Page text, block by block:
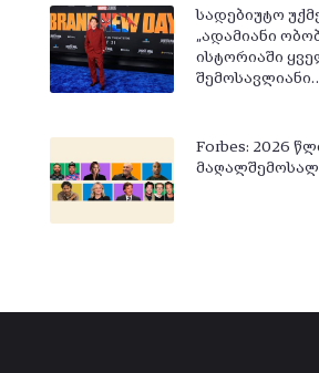
სადებიუტო
„ადამიანი
ისტორიაში
Forbes: 2026